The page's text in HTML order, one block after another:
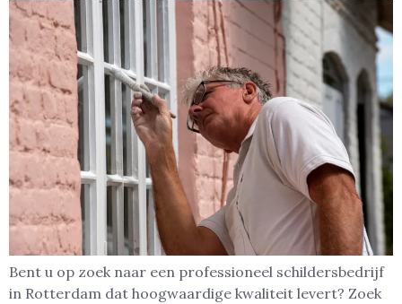
Bent u op zoek naar een professioneel schildersbedrijf
in Rotterdam dat hoogwaardige kwaliteit levert? Zoek